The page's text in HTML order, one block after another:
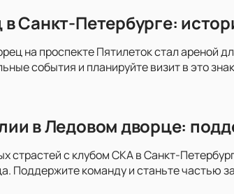
Санкт-Петербурге:
на проспекте Пятилеток стал ареной
события и планируйте визит в это
в Ледовом дворце:
страстей с клубом СКА в Санкт-
Поддержите команду и станьте частью